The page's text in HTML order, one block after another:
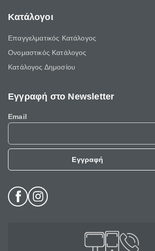
Κατάλογοι
Επαγγελματικός Κατάλογος
Ονομαστικός Κατάλογος
Κατάλογος Δημοσίου
Εγγραφή στο Newsletter
Email
Εγγραφή